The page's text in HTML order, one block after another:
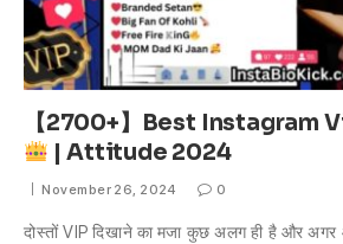
【2700+】Best Instagram
| Attitude 2024
November 26, 2024 0
दोस्तों VIP दिखाने का मजा कुछ अलग ही है और